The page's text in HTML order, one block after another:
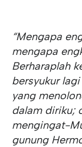
“Mengapa
mengapa
Berharaplah
bersyukur
yang
dalam diriku;
mengingat-
gunung